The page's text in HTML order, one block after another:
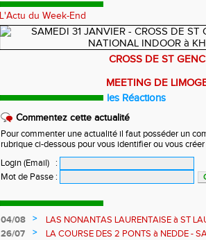
L'Actu du Week-End
CROSS DE ST
MEETING DE
les Réactions
Commentez cette actualité
Pour commenter une actualité il faut posséder un
rubrique ci-dessous pour vous identifier ou vous
Login (Email)
:
Mot de Passe :
04/08 >
LAS NONANTAS LAURENTAISE à ST
AOUT - COURSE RELAIS sur 90mn
26/07 >
LA COURSE DES 2 PONTS à NEDDE -